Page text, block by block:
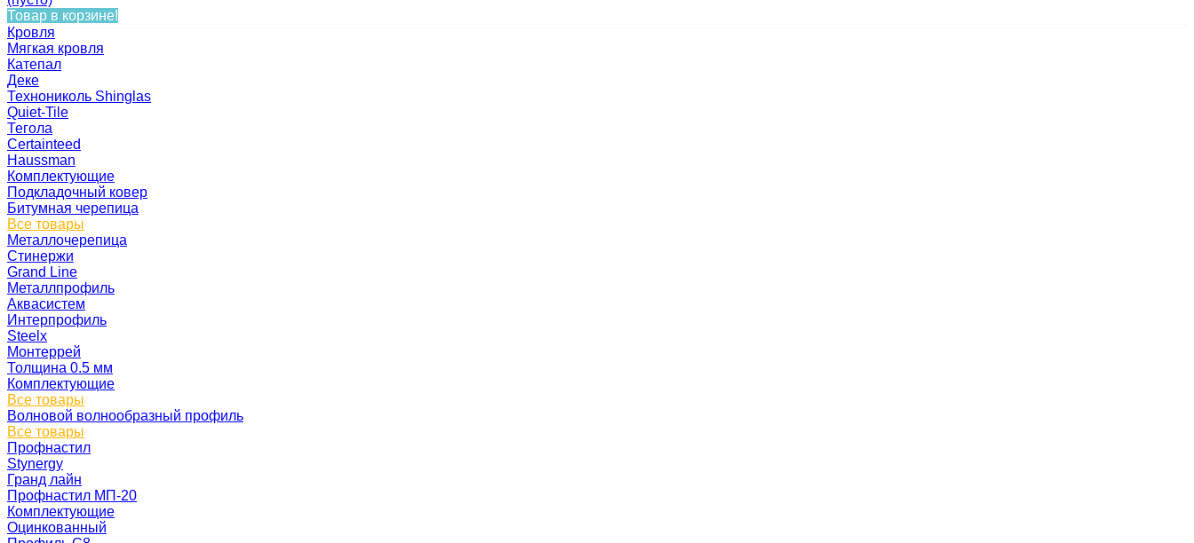
Товар в корзине!
Кровля
Мягкая кровля
Катепал
Деке
Технониколь Shinglas
Quiet-Tile
Тегола
Certainteed
Haussman
Комплектующие
Подкладочный ковер
Битумная черепица
Все товары
Металлочерепица
Стинержи
Grand Line
Металлпрофиль
Аквасистем
Интерпрофиль
Steelx
Монтеррей
Толщина 0.5 мм
Комплектующие
Все товары
Волновой волнообразный профиль
Все товары
Профнастил
Stynergy
Гранд лайн
Профнастил МП-20
Комплектующие
Оцинкованный